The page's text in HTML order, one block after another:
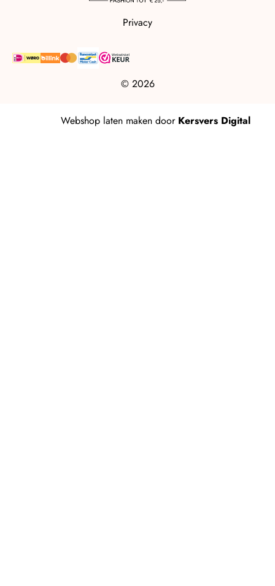
Privacy
© 2026
Webshop laten maken door Kersvers Digital